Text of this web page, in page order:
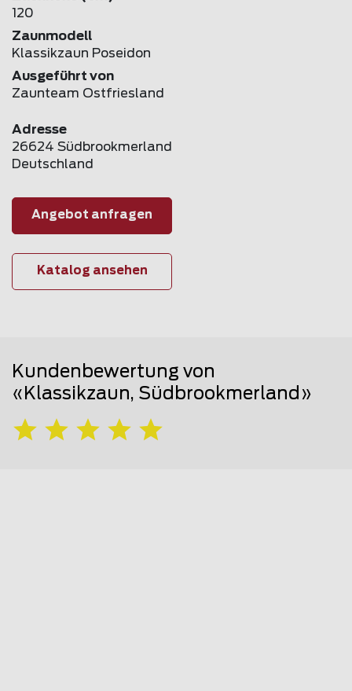
120
Zaunmodell
Klassikzaun Poseidon
Ausgeführt von
Zaunteam Ostfriesland
Adresse
26624 Südbrookmerland
Deutschland
Angebot anfragen
Katalog ansehen
Kundenbewertung von
«Klassikzaun, Südbrookmerland»